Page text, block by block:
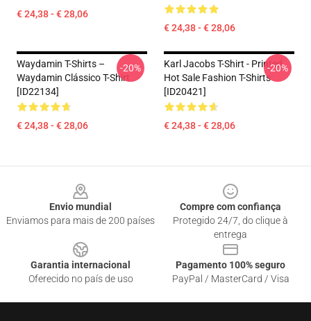
€ 24,38 - € 28,06
€ 24,38 - € 28,06
Waydamin T-Shirts –
Waydamin Clássico T-Shirt
[ID22134]
€ 24,38 - € 28,06
-20%
Karl Jacobs T-Shirt - Printed
Hot Sale Fashion T-Shirts
[ID20421]
€ 24,38 - € 28,06
-20%
Envio mundial
Enviamos para mais de 200 países
Compre com confiança
Protegido 24/7, do clique à
entrega
Garantia internacional
Oferecido no país de uso
Pagamento 100% seguro
PayPal / MasterCard / Visa